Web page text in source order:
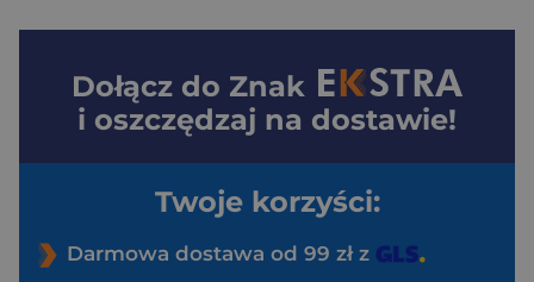
Dołącz do Znak
i oszczędzaj na dostawie!
Twoje korzyści:
Darmowa dostawa od 99 zł z